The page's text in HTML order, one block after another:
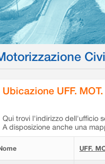
Ubicazione UFF.
Qui trovi l'indirizzo dell'ufficio
A disposizione anche una
UFF.